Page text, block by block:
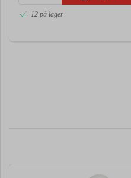
12 på lager